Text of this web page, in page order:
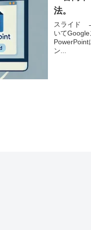
法。
スライド
いて
PowerPoint
ン...